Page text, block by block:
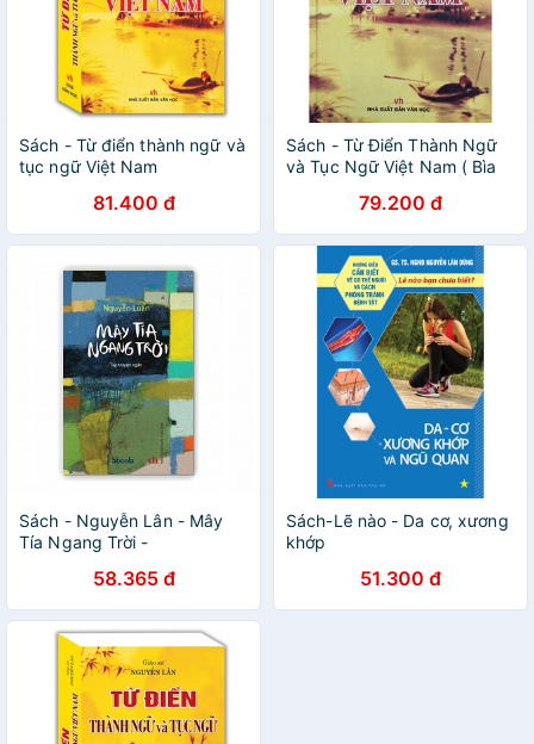
Sách - Từ điển thành ngữ và
tục ngữ Việt Nam
81.400 đ
Sách - Từ Điển Thành Ngữ
và Tục Ngữ Việt Nam ( Bìa
79.200 đ
Sách - Nguyễn Lân - Mây
Tía Ngang Trời -
58.365 đ
Sách-Lẽ nào - Da cơ, xương
khớp
51.300 đ